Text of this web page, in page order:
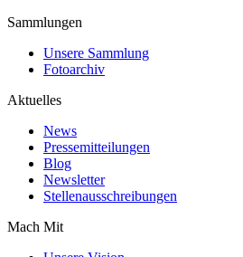
Sammlungen
Unsere Sammlung
Fotoarchiv
Aktuelles
News
Pressemitteilungen
Blog
Newsletter
Stellenausschreibungen
Mach Mit